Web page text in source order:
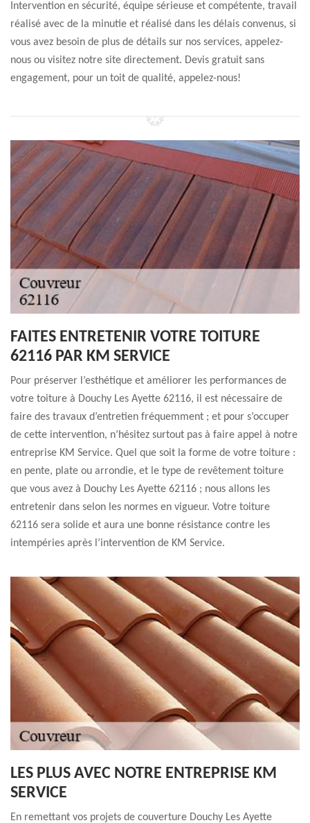
Intervention en sécurité, équipe sérieuse et compétente, travail
réalisé avec de la minutie et réalisé dans les délais convenus, si
vous avez besoin de plus de détails sur nos services, appelez-
nous ou visitez notre site directement. Devis gratuit sans
engagement, pour un toit de qualité, appelez-nous!
FAITES ENTRETENIR VOTRE TOITURE
62116 PAR KM SERVICE
Pour préserver l’esthétique et améliorer les performances de
votre toiture à Douchy Les Ayette 62116, il est nécessaire de
faire des travaux d’entretien fréquemment ; et pour s’occuper
de cette intervention, n’hésitez surtout pas à faire appel à notre
entreprise KM Service. Quel que soit la forme de votre toiture :
en pente, plate ou arrondie, et le type de revêtement toiture
que vous avez à Douchy Les Ayette 62116 ; nous allons les
entretenir dans selon les normes en vigueur. Votre toiture
62116 sera solide et aura une bonne résistance contre les
intempéries après l’intervention de KM Service.
LES PLUS AVEC NOTRE ENTREPRISE KM
SERVICE
En remettant vos projets de couverture Douchy Les Ayette